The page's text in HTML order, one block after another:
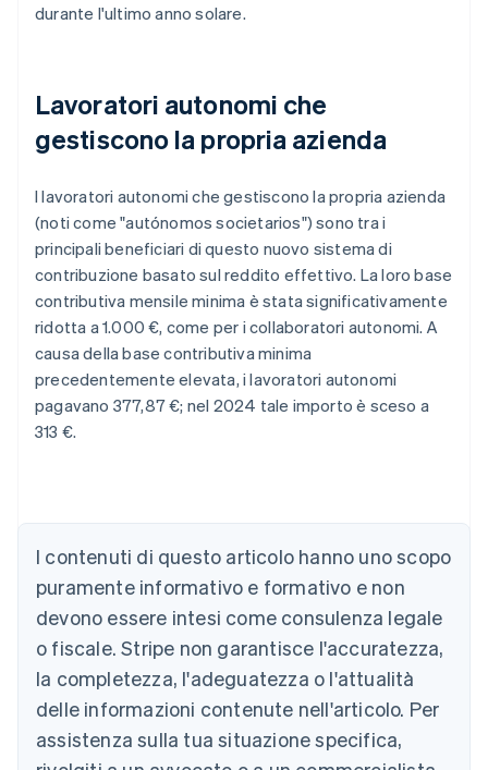
durante l'ultimo anno solare.
Lavoratori autonomi che
gestiscono la propria azienda
I lavoratori autonomi che gestiscono la propria azienda
(noti come "autónomos societarios") sono tra i
principali beneficiari di questo nuovo sistema di
contribuzione basato sul reddito effettivo. La loro base
contributiva mensile minima è stata significativamente
ridotta a 1.000 €, come per i collaboratori autonomi. A
causa della base contributiva minima
precedentemente elevata, i lavoratori autonomi
pagavano 377,87 €; nel 2024 tale importo è sceso a
313 €.
I contenuti di questo articolo hanno uno scopo
puramente informativo e formativo e non
devono essere intesi come consulenza legale
o fiscale. Stripe non garantisce l'accuratezza,
la completezza, l'adeguatezza o l'attualità
delle informazioni contenute nell'articolo. Per
assistenza sulla tua situazione specifica,
English
DeutschEnglish
Belgio
Nederlands Français English
Brasile
PortuguêsEnglish
Bulgaria
Canada